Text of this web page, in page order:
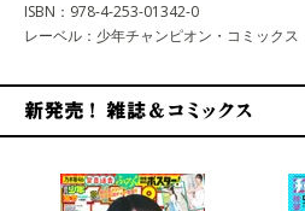
ISBN：978-4-253-01342-0
レーベル：少年チャンピオン・コミックス